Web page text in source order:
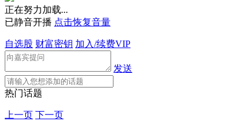
正在努力加载...
已静音开播 点击恢复音量
自选股 财富密钥 加入/续费VIP
发送
热门话题
上一页 下一页